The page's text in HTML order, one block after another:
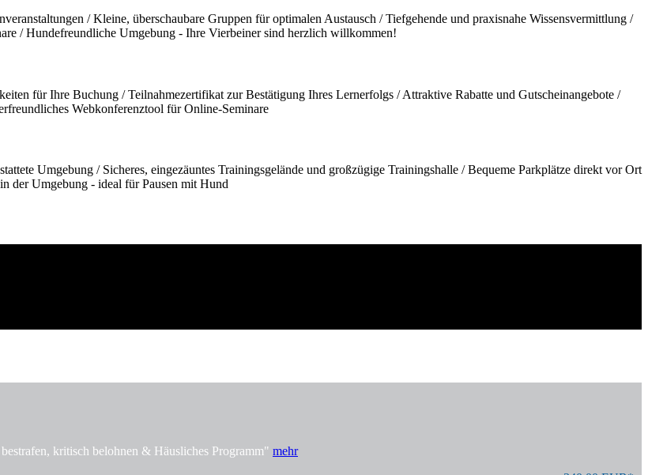
/ Kleine, überschaubare Gruppen für optimalen Austausch / Tiefgehende und praxisnahe Wissensvermittlung /
/ Hundefreundliche Umgebung - Ihre Vierbeiner sind herzlich willkommen!
für Ihre Buchung / Teilnahmezertifikat zur Bestätigung Ihres Lernerfolgs / Attraktive Rabatte und Gutscheinangebote /
Webkonferenztool für Online-Seminare
Umgebung / Sicheres, eingezäuntes Trainingsgelände und großzügige Trainingshalle / Bequeme Parkplätze direkt vor Ort
der Umgebung - ideal für Pausen mit Hund
kritisch belohnen & Häusliches Programm" mehr